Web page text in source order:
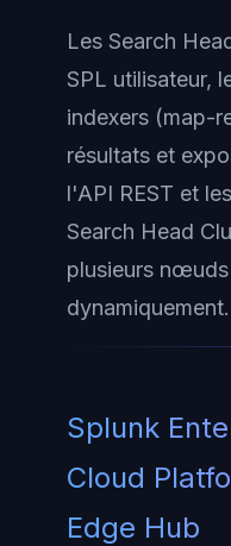
Les Search
SPL utilisateur,
indexers (map-
résultats et
l'API REST et
Search Head
plusieurs
dynamiquement.
Splunk
Cloud
Edge Hub